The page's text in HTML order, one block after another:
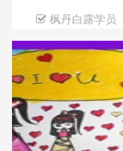
枫丹白露学员